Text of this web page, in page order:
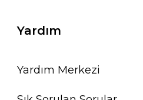
Yardım
Yardım Merkezi